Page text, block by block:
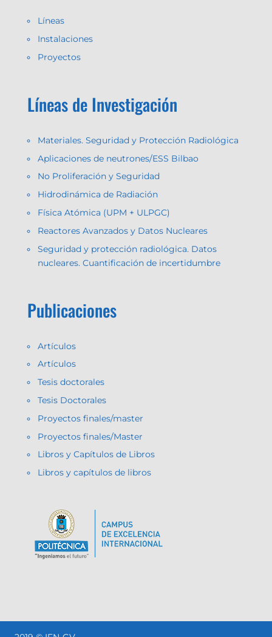
Líneas
Instalaciones
Proyectos
Líneas de Investigación
Materiales. Seguridad y Protección Radiológica
Aplicaciones de neutrones/ESS Bilbao
No Proliferación y Seguridad
Hidrodinámica de Radiación
Física Atómica (UPM + ULPGC)
Reactores Avanzados y Datos Nucleares
Seguridad y protección radiológica. Datos
nucleares. Cuantificación de incertidumbre
Publicaciones
Artículos
Artículos
Tesis doctorales
Tesis Doctorales
Proyectos finales/master
Proyectos finales/Master
Libros y Capítulos de Libros
Libros y capítulos de libros